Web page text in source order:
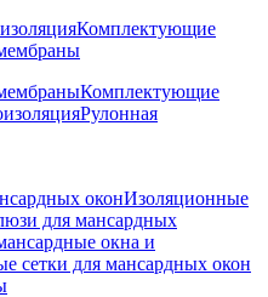
Комплектующие
Комплектующие
Рулонная
оконИзоляционные
для мансардных
окна и
сетки для мансардных окон